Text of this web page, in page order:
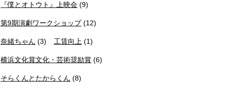
『僕とオトウト』上映会 (9)
第9期演劇ワークショップ(12)
奈緒ちゃん (3) 工賃向上(1)
横浜文化賞文化・芸術奨励賞 (6)
そらくんとたからくん (8)